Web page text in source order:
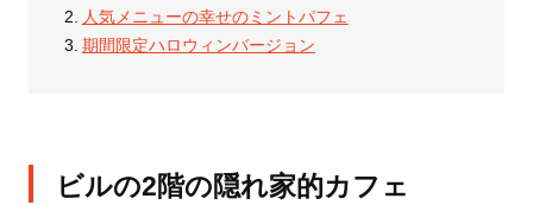
人気メニューの幸せのミントパフェ
期間限定ハロウィンバージョン
ビルの2階の隠れ家的カフェ